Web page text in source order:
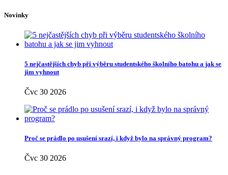
Novinky
5 nejčastějších chyb při výběru studentského školního batohu a jak se
jim vyhnout
Čvc 30 2026
Proč se prádlo po usušení srazí, i když bylo na správný program?
Čvc 30 2026